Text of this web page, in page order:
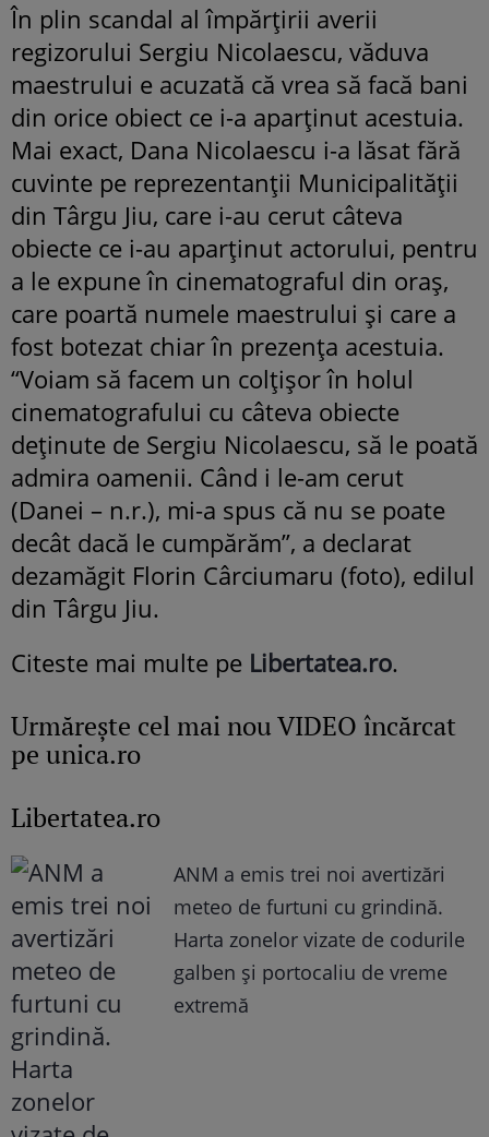
În plin scandal al împărţirii averii
regizorului Sergiu Nicolaescu, văduva
maestrului e acuzată că vrea să facă bani
din orice obiect ce i-a aparţinut acestuia.
Mai exact, Dana Nicolaescu i-a lăsat fără
cuvinte pe reprezentanţii Municipalităţii
din Târgu Jiu, care i-au cerut câteva
obiecte ce i-au aparţinut actorului, pentru
a le expune în cinematograful din oraş,
care poartă numele maestrului şi care a
fost botezat chiar în prezenţa acestuia.
“Voiam să facem un colţişor în holul
cinematografului cu câteva obiecte
deţinute de Sergiu Nicolaescu, să le poată
admira oamenii. Când i le-am cerut
(Danei – n.r.), mi-a spus că nu se poate
decât dacă le cumpărăm”, a declarat
dezamăgit Florin Cârciumaru (foto), edilul
din Târgu Jiu.
Citeste mai multe pe Libertatea.ro.
Urmăreşte cel mai nou VIDEO încărcat
pe unica.ro
Libertatea.ro
ANM a emis trei noi avertizări
meteo de furtuni cu grindină.
Harta zonelor vizate de codurile
galben și portocaliu de vreme
extremă